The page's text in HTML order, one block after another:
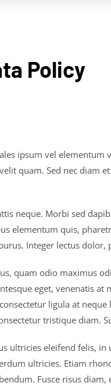
Policy
ipsum vel
quam. Sed nec diam
neque. Morbi sed
elementum quis,
Integer lectus
quam odio maximus
eget, venenatis
ligula at
tristique diam.
ultricies eleifend felis,
ultricies. Etiam
Fusce risus